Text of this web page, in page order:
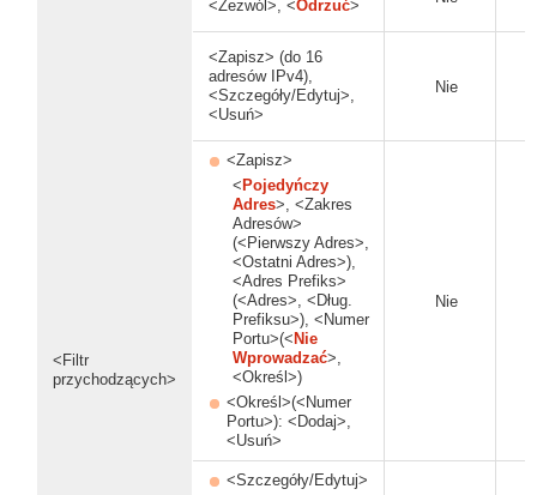
<Filtr
przychodzących>
<Zezwól>, <Odrzuć>
<Zapisz> (do 16
adresów IPv4),
<Szczegóły/Edytuj>,
<Usuń>
Nie
<Zapisz>
< Pojedyńczy
Adres>, <Zakres
Adresów>
(<Pierwszy Adres>,
<Ostatni Adres>),
<Adres Prefiks>
(<Adres>, <Dług.
Prefiksu>), <Numer
Portu>(< Nie
Wprowadzać>,
<Określ>)
<Określ>(<Numer
Portu>): <Dodaj>,
<Usuń>
Nie
<Szczegóły/Edytuj>